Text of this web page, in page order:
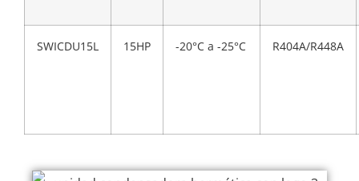
SWICDU15L 15HP -20°C a -25°C R404A/R448A